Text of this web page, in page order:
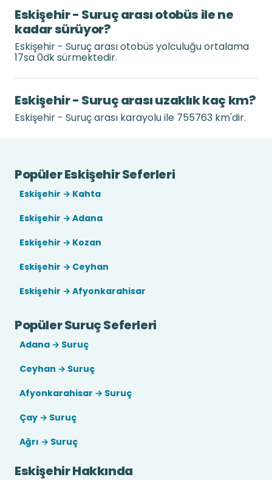
Eskişehir - Suruç arası otobüs ile ne
kadar sürüyor?
Eskişehir - Suruç arası otobüs yolculuğu ortalama
17sa 0dk sürmektedir.
Eskişehir - Suruç arası uzaklık kaç km?
Eskişehir - Suruç arası karayolu ile 755763 km'dir.
Popüler Eskişehir Seferleri
Eskişehir → Kahta
Eskişehir → Adana
Eskişehir → Kozan
Eskişehir → Ceyhan
Eskişehir → Afyonkarahisar
Popüler Suruç Seferleri
Adana → Suruç
Ceyhan → Suruç
Afyonkarahisar → Suruç
Çay → Suruç
Ağrı → Suruç
Eskişehir Hakkında